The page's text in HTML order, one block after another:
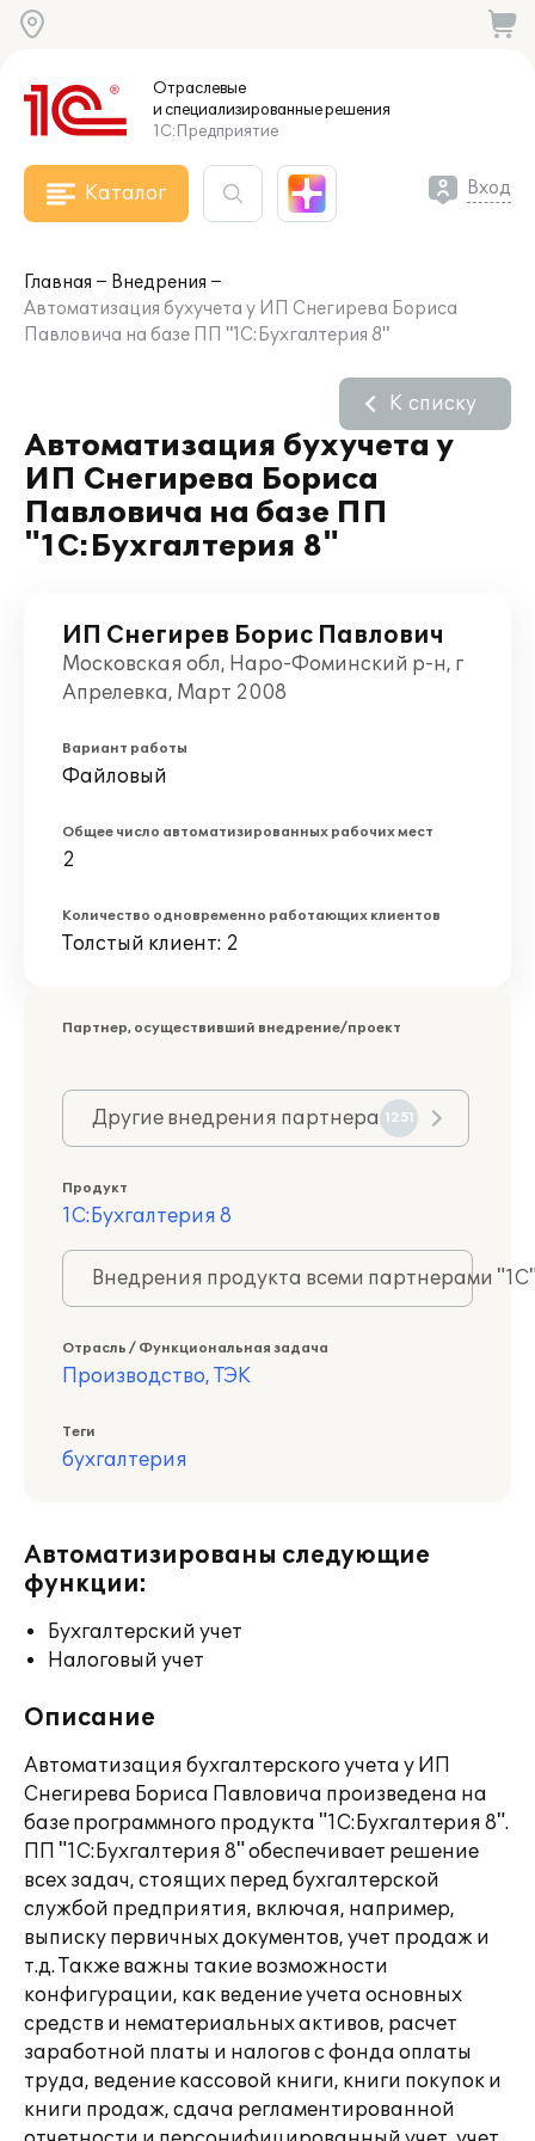
Отраслевые
и специализированныерешения
1С:Предприятие
Каталог Вход
Главная
Внедрения
Автоматизация бухучета у ИП Снегирева Бориса
Павловича на базе ПП "1С:Бухгалтерия 8"
Автоматизация бухучета у
ИП Снегирева Бориса
Павловича на базе ПП
"1С:Бухгалтерия 8"
К списку
ИП Снегирев Борис Павлович
Московская обл, Наро-Фоминский р-н, г
Апрелевка, Март 2008
Вариант работы
Файловый
Общее число автоматизированных рабочих мест
2
Количество одновременно работающих клиентов
Толстый клиент: 2
Партнер, осуществивший внедрение/проект
Другие внедрения партнера 1251
Продукт
1С:Бухгалтерия 8
Внедрения продукта всеми партнерами
Отрасль / Функциональная задача
Производство, ТЭК
Теги
бухгалтерия
Автоматизированы следующие
функции:
Бухгалтерский учет
Налоговый учет
Описание
Автоматизация бухгалтерского учета у ИП
Снегирева Бориса Павловича произведена на
базе программного продукта "1С:Бухгалтерия 8".
ПП "1С:Бухгалтерия 8" обеспечивает решение
всех задач, стоящих перед бухгалтерской
службой предприятия, включая, например,
выписку первичных документов, учет продаж и
т.д. Также важны такие возможности
конфигурации, как ведение учета основных
средств и нематериальных активов, расчет
заработной платы и налогов с фонда оплаты
труда, ведение кассовой книги, книги покупок и
книги продаж, сдача регламентированной